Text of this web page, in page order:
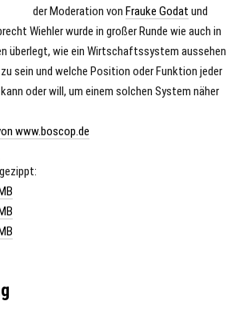
der Moderation von Frauke Godat und
Wiehler wurde in großer Runde wie auch in
überlegt, wie ein Wirtschaftssystem aussehen
sein und welche Position oder Funktion jeder
oder will, um einem solchen System näher
www.boscop.de